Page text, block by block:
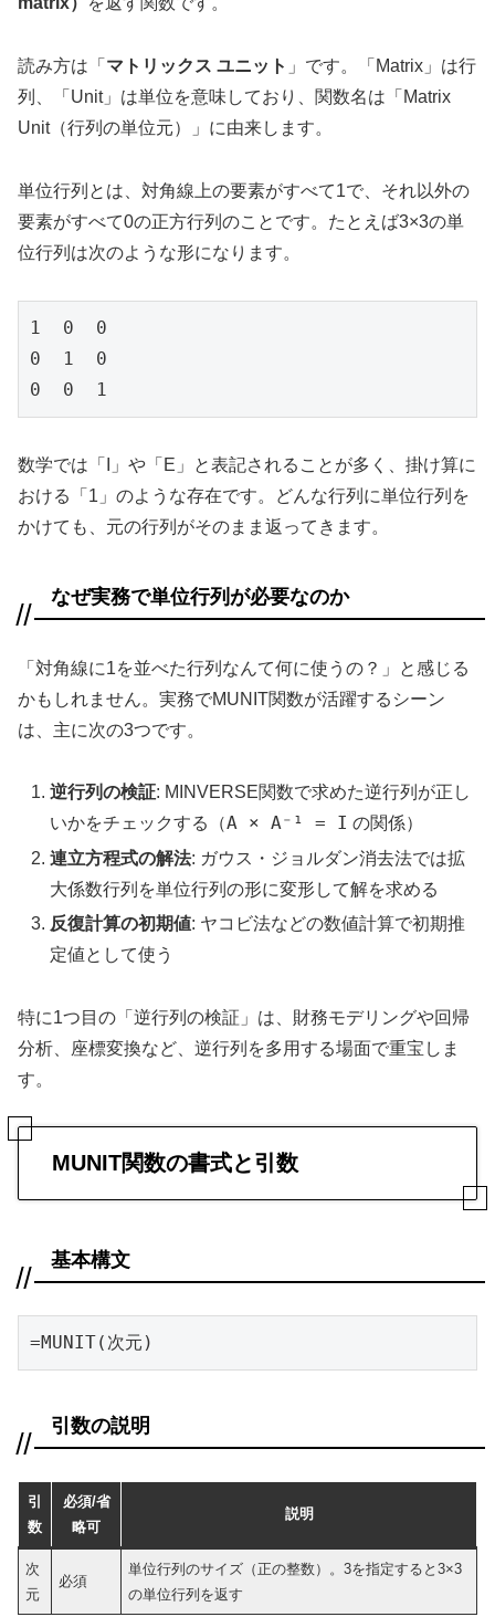
読み方は「 マトリックス ユニット 」です。「Matrix」は行
列、「Unit」は単位を意味しており、関数名は「Matrix
Unit（行列の単位元）」に由来します。
単位行列とは、対角線上の要素がすべて1で、それ以外の
要素がすべて0の正方行列のことです。たとえば3×3の単
位行列は次のような形になります。
1  0  0
0  1  0
0  0  1
数学では「I」や「E」と表記されることが多く、掛け算に
おける「1」のような存在です。どんな行列に単位行列を
かけても、元の行列がそのまま返ってきます。
なぜ実務で単位行列が必要なのか
「対角線に1を並べた行列なんて何に使うの？」と感じる
かもしれません。実務でMUNIT関数が活躍するシーン
は、主に次の3つです。
逆行列の検証: MINVERSE関数で求めた逆行列が正し
いかをチェックする（A × A⁻¹ = I の関係）
連立方程式の解法: ガウス・ジョルダン消去法では拡
大係数行列を単位行列の形に変形して解を求める
反復計算の初期値: ヤコビ法などの数値計算で初期推
定値として使う
特に1つ目の「逆行列の検証」は、財務モデリングや回帰
分析、座標変換など、逆行列を多用する場面で重宝しま
す。
MUNIT関数の書式と引数
基本構文
=MUNIT(次元)
引数の説明
引
数
必須/省
略可
説明
次
元
必須
単位行列のサイズ（正の整数）。3を指定すると3×3
の単位行列を返す